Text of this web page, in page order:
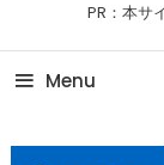
PR：本サ
Menu